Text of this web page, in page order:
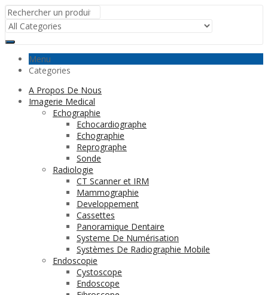
Menu
Categories
A Propos De Nous
Imagerie Medical
Echographie
Echocardiographe
Echographie
Reprographe
Sonde
Radiologie
CT Scanner et IRM
Mammographie
Developpement
Cassettes
Panoramique Dentaire
Systeme De Numérisation
Systèmes De Radiographie Mobile
Endoscopie
Cystoscope
Endoscope